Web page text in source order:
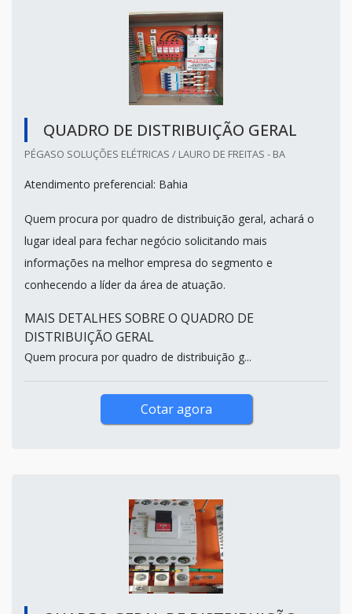
QUADRO DE DISTRIBUIÇÃO GERAL
PÉGASO SOLUÇÕES ELÉTRICAS / LAURO DE FREITAS - BA
Atendimento preferencial: Bahia
Quem procura por quadro de distribuição geral, achará o
lugar ideal para fechar negócio solicitando mais
informações na melhor empresa do segmento e
conhecendo a líder da área de atuação.
MAIS DETALHES SOBRE O QUADRO DE
DISTRIBUIÇÃO GERAL
Quem procura por quadro de distribuição g...
Cotar agora